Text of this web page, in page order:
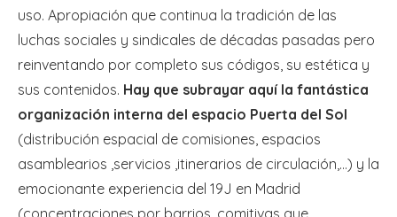
uso. Apropiación que continua la tradición de las
luchas sociales y sindicales de décadas pasadas pero
reinventando por completo sus códigos, su estética y
sus contenidos. Hay que subrayar aquí la fantástica
organización interna del espacio Puerta del Sol
(distribución espacial de comisiones, espacios
asamblearios ,servicios ,itinerarios de circulación,…) y la
emocionante experiencia del 19J en Madrid
(concentraciones por barrios, comitivas que